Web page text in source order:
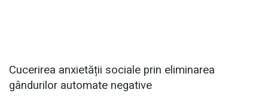
Cucerirea anxietății sociale prin eliminarea
gândurilor automate negative